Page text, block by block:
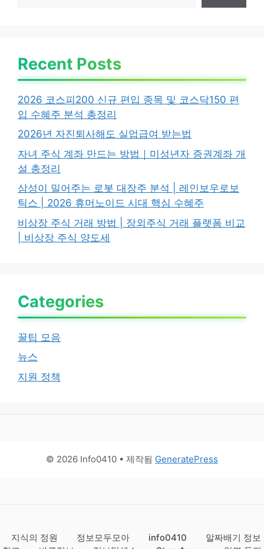
Recent Posts
2026 코스피200 신규 편입 종목 및 코스닥150 편
입 수혜주 분석 총정리
2026년 자진퇴사해도 실업급여 받는법
자녀 주식 계좌 만드는 방법｜미성년자 증권계좌 개
설 총정리
삼성이 밀어주는 로봇 대장주 분석 | 레인보우로보
틱스 | 2026 휴머노이드 시대 핵심 수혜주
비상장 주식 거래 방법 | 장외주식 거래 플랫폼 비교
| 비상장 주식 양도세
Categories
꿀팁 모음
뉴스
지원 정책
© 2026 Info0410 • 제작됨 GeneratePress
지식의 정원 정보모두모아 info0410
알짜배기 정보